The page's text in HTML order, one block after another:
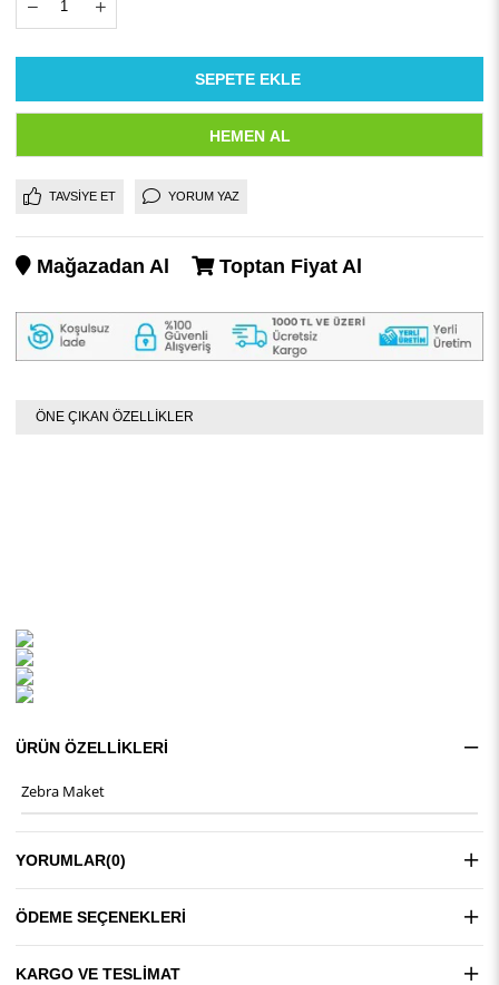
TAVSIYE ET YORUM YAZ
Mağazadan Al Toptan Fiyat Al
ÖNE ÇIKAN ÖZELLİKLER
ÜRÜN ÖZELLIKLERI
Zebra Maket
YORUMLAR(0)
ÖDEME SEÇENEKLERI
KARGO VE TESLIMAT